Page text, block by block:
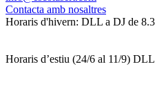
Contacta amb nosaltres
Horaris d'hivern: DLL a DJ de
Horaris d’estiu (24/6 al 11/9)